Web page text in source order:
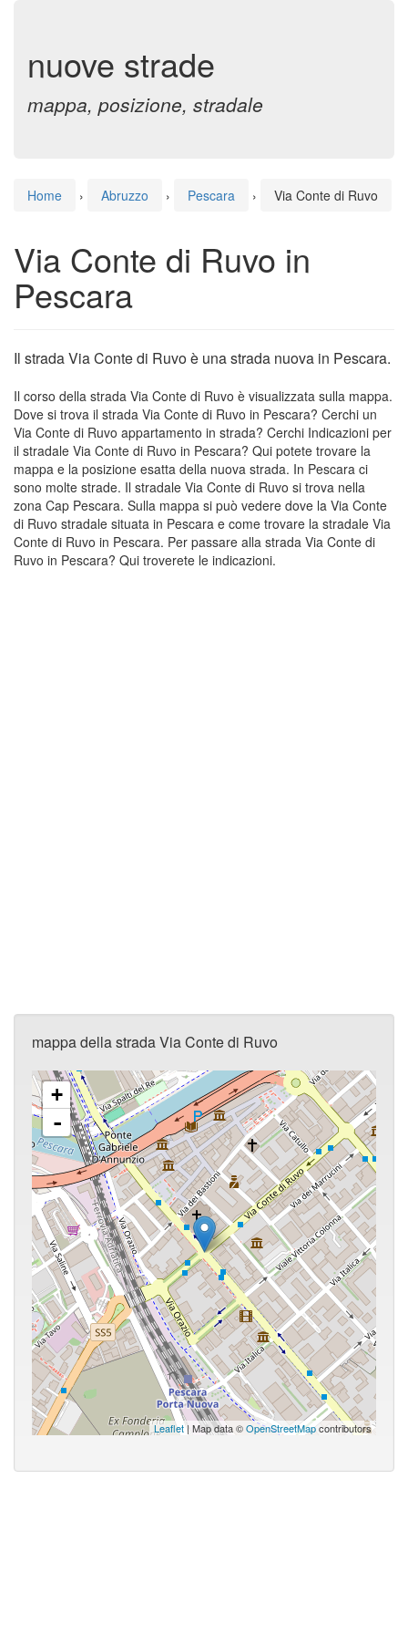
nuove strade
mappa, posizione, stradale
Home › Abruzzo › Pescara › Via Conte di Ruvo
Via Conte di Ruvo in
Pescara
Il strada Via Conte di Ruvo è una strada nuova in Pescara.
Il corso della strada Via Conte di Ruvo è visualizzata sulla mappa.
Dove si trova il strada Via Conte di Ruvo in Pescara? Cerchi un
Via Conte di Ruvo appartamento in strada? Cerchi Indicazioni per
il stradale Via Conte di Ruvo in Pescara? Qui potete trovare la
mappa e la posizione esatta della nuova strada. In Pescara ci
sono molte strade. Il stradale Via Conte di Ruvo si trova nella
zona Cap Pescara. Sulla mappa si può vedere dove la Via Conte
di Ruvo stradale situata in Pescara e come trovare la stradale Via
Conte di Ruvo in Pescara. Per passare alla strada Via Conte di
Ruvo in Pescara? Qui troverete le indicazioni.
mappa della strada Via Conte di Ruvo
+
-
Leaflet| Map data ©OpenStreetMapcontributors